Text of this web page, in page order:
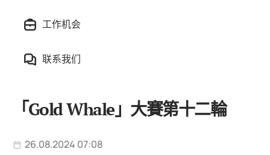
工作机会
联系我们
「Gold Whale」大賽第十二輪
26.08.2024 07:08